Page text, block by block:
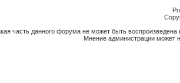
часть данного форума не может быть
Мнение администрации может